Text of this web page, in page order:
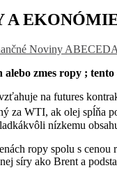
A
Noviny
zmes ropy ; tento
na futures
za WTI, ak olej spĺňa
nízkemu
ropy spolu s
síry ako Brent a